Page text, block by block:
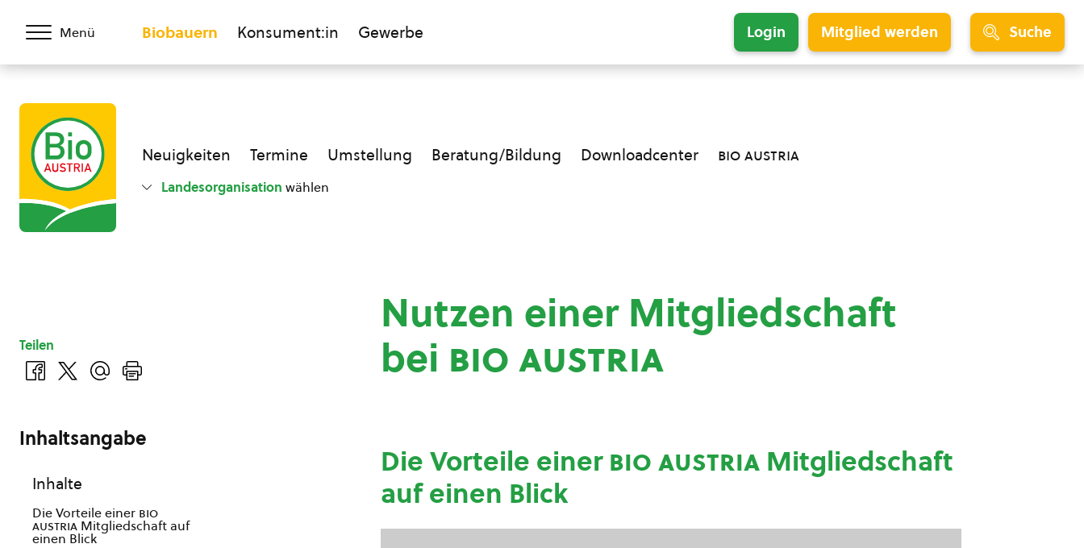
Menü Biobauern Konsument:in Gewerbe Login Mitglied werden Suche
Neuigkeiten Termine Umstellung Beratung/Bildung Downloadcenter bio austria
Landesorganisation wählen
Nutzen einer Mitgliedschaft
bei bio austria
Die Vorteile einerbio austria Mitgliedschaft
auf einen Blick
Teilen
Inhaltsangabe
Inhalte
Die Vorteile einer bio
austria Mitgliedschaft auf
einen Blick